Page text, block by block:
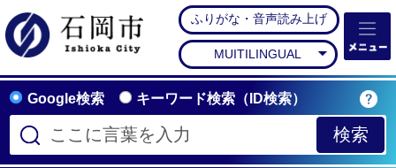
石岡市公式ホームペー
ふりがな・音声読み上げ
MUITILINGUAL
Google検索 キーワード検索（ID検索）